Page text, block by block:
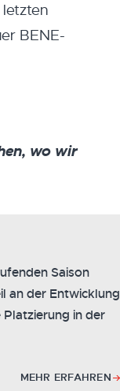
BENE-
wo wir
Saison
an der Entwicklung
in der
MEHR ERFAHREN